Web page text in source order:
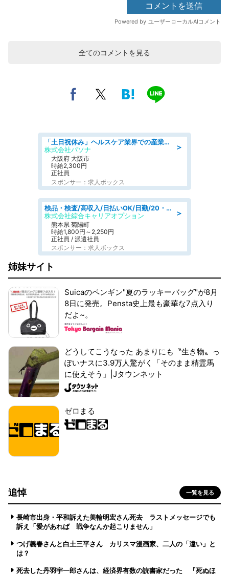
全てのコメントを見る
＞
「土日祝休み」ヘルスケア業界での産業保健師業務/看護師/高時給/要資格:正看護師
株式会社パソナ
大阪府 大阪市
時給2,300円
正社員
スポンサー：求人ボックス
＞
検品・検査/高収入/日払いOK/日勤/20・30・40代活躍中/製造 工場
株式会社綜合キャリアオプション
熊本県 菊陽町
時給1,800円～2,250円
正社員 / 派遣社員
スポンサー：求人ボックス
姉妹サイト
Suicaのペンギン"夏のラッキーバッグ"が8月
8日に発売。Pensta史上最も豪華な7点入り
だよ~。
どうしてこうなった あまりにも〝生き物〟っ
ぽいナスに3.9万人驚がく「そのまま精霊馬
に使えそう」|Jタウンネット
ゼロまる
追悼 一覧を見る
長崎市出身・平和訴えた美輪明宏さん死去 ラストメッセージでも
訴え「愛があれば 戦争なんか起こりません」
つげ義春さんと白土三平さん カリスマ漫画家、二人の「違い」と
は？
死去した丹羽宇一郎さんは、経済界有数の読書家だった 『死ぬほ